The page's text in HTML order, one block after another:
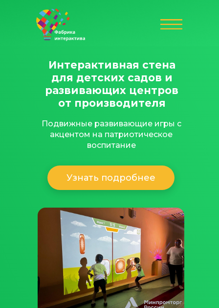
Интерактивная стена
для детских садов и
развивающих центров
от производителя
Узнать подробнее
Подвижные развивающие игры с
акцентом на патриотическое
воспитание